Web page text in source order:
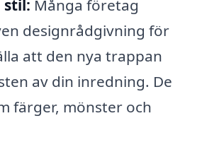
stil: Många företag
designrådgivning för
att den nya trappan
av din inredning. De
färger, mönster och